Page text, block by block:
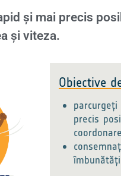
și mai precis
și viteza.
Obiective
precis